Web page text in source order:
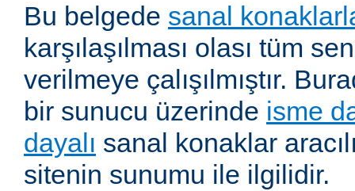
Bu belgede sanal
karşılaşılması olası tüm
verilmeye çalışılmıştır.
bir sunucu üzerinde isme
dayalı sanal konaklar
sitenin sunumu ile ilgilidir.